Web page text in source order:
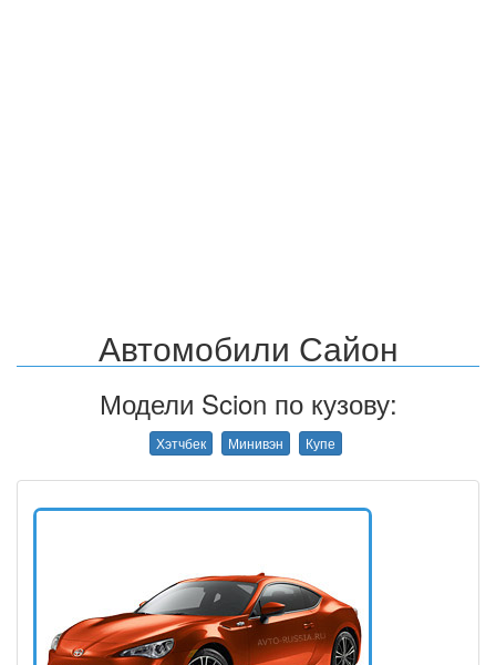
Автомобили Сайон
Модели Scion по кузову:
Хэтчбек Минивэн Купе